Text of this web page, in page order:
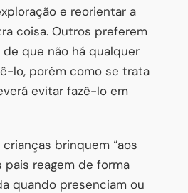
e reorientar a
coisa. Outros preferem
que não há qualquer
lo, porém como se trata
evitar fazê-lo em
brinquem “aos
pais reagem de forma
quando presenciam ou